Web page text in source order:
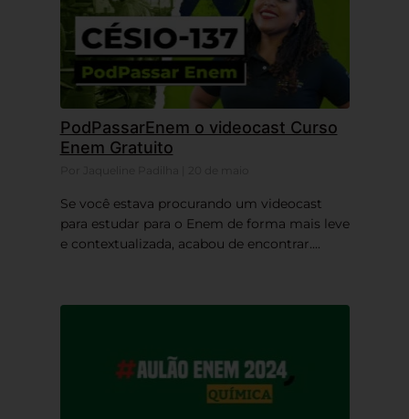
PodPassarEnem o videocast Curso
Enem Gratuito
Se você estava procurando um videocast
para estudar para o Enem de forma mais leve
e contextualizada, acabou de encontrar....